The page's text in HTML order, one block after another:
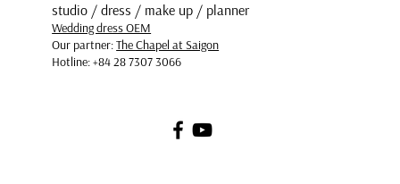
studio / dress / make up / planner
Wedding dress OEM
Our partner:The Chapel at Saigon
Hotline: +84 28 7307 3066